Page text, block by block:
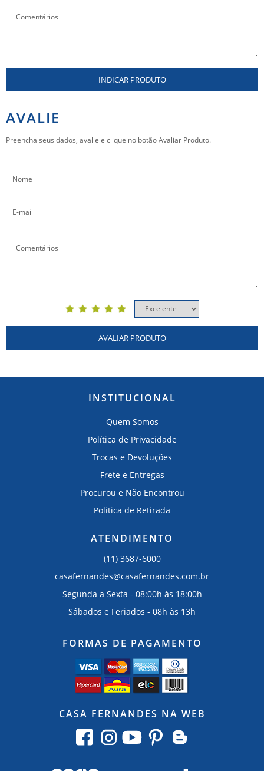
INDICAR PRODUTO
AVALIE
Preencha seus dados, avalie e clique no botão Avaliar Produto.
AVALIAR PRODUTO
INSTITUCIONAL
Quem Somos
Política de Privacidade
Trocas e Devoluções
Frete e Entregas
Procurou e Não Encontrou
Politica de Retirada
ATENDIMENTO
(11) 3687-6000
casafernandes@casafernandes.com.br
Segunda a Sexta - 08:00h às 18:00h
Sábados e Feriados - 08h às 13h
FORMAS DE PAGAMENTO
CASA FERNANDES NA WEB